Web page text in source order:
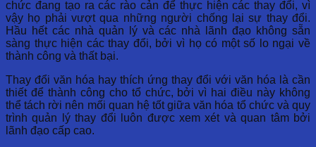
chức đang tạo ra các rào cản để thực hiện các thay đổi, vì
vậy họ phải vượt qua những người chống lại sự thay đổi.
Hầu hết các nhà quản lý và các nhà lãnh đạo không sẵn
sàng thực hiện các thay đổi, bởi vì họ có một số lo ngại về
thành công và thất bại.
Thay đổi văn hóa hay thích ứng thay đổi với văn hóa là cần
thiết để thành công cho tổ chức, bởi vì hai điều này không
thể tách rời nên mối quan hệ tốt giữa văn hóa tổ chức và quy
trình quản lý thay đổi luôn được xem xét và quan tâm bởi
lãnh đạo cấp cao.